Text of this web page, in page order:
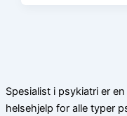
Spesialist i psykiatri er
helsehjelp for alle typer